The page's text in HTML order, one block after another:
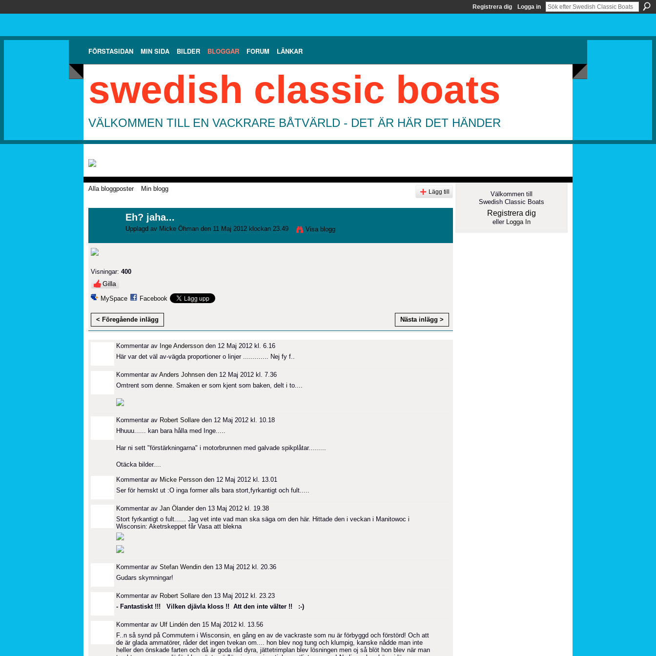
Registrera dig Logga in
FÖRSTASIDAN MIN SIDA BILDER BLOGGAR FORUM LÄNKAR
swedish classic boats
VÄLKOMMEN TILL EN VACKRARE BÅTVÄRLD - DET ÄR HÄR DET HÄNDER
Alla bloggposter Min blogg Lägg till
Eh? jaha...
Upplagd av Micke Öhman den 11 Maj 2012 klockan 23.49 Visa blogg
Visningar: 400
Gilla
MySpace Facebook
< Föregående inlägg Nästa inlägg >
Kommentar av Inge Andersson den 12 Maj 2012 kl. 6.16
Här var det väl av-vägda proportioner o linjer ............. Nej fy f..
Kommentar av Anders Johnsen den 12 Maj 2012 kl. 7.36
Omtrent som denne . Smaken er som kjent som baken, delt i to....
Kommentar av Robert Sollare den 12 Maj 2012 kl. 10.18
Hhuuu...... kan bara hålla med Inge.....
Har ni sett "förstärkningarna" i motorbrunnen med galvade spikplåtar.........
Otäcka bilder....
Kommentar av Micke Persson den 12 Maj 2012 kl. 13.01
Ser för hemskt ut :O inga former alls bara stort,fyrkantigt och fult.....
Kommentar av Jan Ölanderden 13 Maj 2012 kl. 19.38
Stort fyrkantigt o fult...... Jag vet inte vad man ska säga om den här. Hittade den i veckan i Manitowoc i
Wisconsin: Aketrskeppet får Vasa att blekna
Kommentar av Stefan Wendin den 13 Maj 2012 kl. 20.36
Gudars skymningar!
Kommentar av Robert Sollare den 13 Maj 2012 kl. 23.23
- Fantastiskt !!! Vilken djävla kloss !! Att den inte välter !! :-)
Kommentar av Ulf Lindén den 15 Maj 2012 kl. 13.56
F..n så synd på Commutern i Wisconsin, en gång en av de vackraste som nu är förbyggd och förstörd! Och att
de är glada ammatörer, råder det ingen tvekan om.... hon blev nog tung och klumpig, kanske nådde man inte
heller den önskade farten och då är goda råd dyra, jättetrimplan blev lösningen men oj så blöt hon blev när man
Välkommen till
Swedish Classic Boats
Registrera dig
eller Logga In